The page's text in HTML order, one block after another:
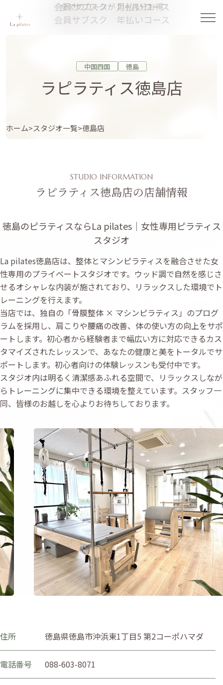
中国四国 徳島
ラピラティス徳島店
ホーム スタジオ一覧 徳島店
STUDIO INFORMATION
ラピラティス徳島店の店舗情報
徳島のピラティスならLa pilates｜女性専用ピラティス
スタジオ
La pilates徳島店は、整体とマシンピラティスを融合させた女
性専用のプライベートスタジオです。ウッド調で自然を感じさ
せるオシャレな内装が施されており、リラックスした環境でト
レーニングを行えます。
当店では、独自の「骨膜整体 × マシンピラティス」のプログ
ラムを採用し、肩こりや腰痛の改善、体の使い方の向上をサポ
ートします。初心者から経験者まで幅広い方に対応できるカス
タマイズされたレッスンで、あなたの健康と美をトータルでサ
ポートします。初心者向けの体験レッスンも受付中です。
スタジオ内は明るく清潔感あふれる空間で、リラックスしなが
らトレーニングに集中できる環境を整えています。スタッフ一
同、皆様のお越しを心よりお待ちしております。
住所 徳島県徳島市沖浜東1丁目5 第2コーポハマダ
電話番号 088-603-8071
会員サブスク 月払いコース
全てのコースが２ヶ月分お得
会員サブスク 年払いコース